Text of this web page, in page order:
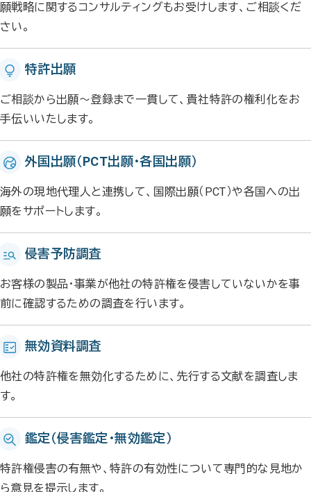
願戦略に関するコンサルティングもお受けします、ご相談くだ
さい。
特許出願
ご相談から出願～登録まで一貫して、貴社特許の権利化をお
手伝いいたします。
外国出願（PCT出願・各国出願）
海外の現地代理人と連携して、国際出願（PCT）や各国への出
願をサポートします。
侵害予防調査
お客様の製品・事業が他社の特許権を侵害していないかを事
前に確認するための調査を行います。
無効資料調査
他社の特許権を無効化するために、先行する文献を調査しま
す。
鑑定（侵害鑑定・無効鑑定）
特許権侵害の有無や、特許の有効性について専門的な見地か
ら意見を提示します。